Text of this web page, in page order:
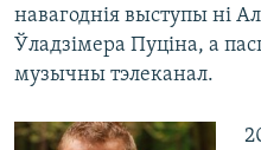
навагоднія выступы ні
Ўладзімера Пуціна, а
музычны тэлеканал.